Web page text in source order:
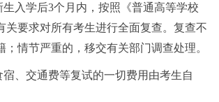
生入学后3个月内，按照《普通高等学校
关要求对所有考生进行全面复查。复查不
；情节严重的，移交有关部门调查处理。
宿、交通费等复试的一切费用由考生自